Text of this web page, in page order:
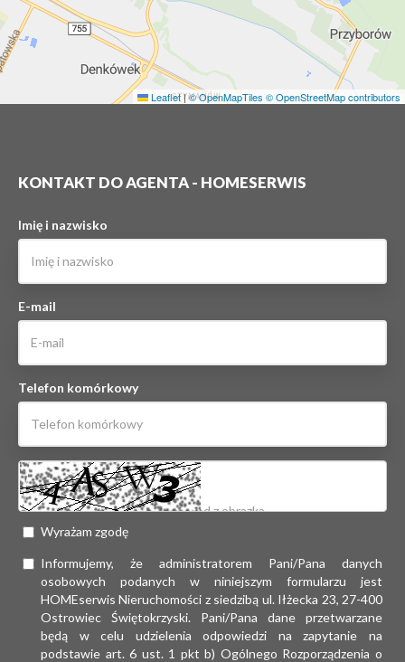
Leaflet|© OpenMapTiles © OpenStreetMap contributors
KONTAKT DO AGENTA - HOMESERWIS
Imię i nazwisko
E-mail
Telefon komórkowy
Wyrażam zgodę
Informujemy, że administratorem Pani/Pana danych
osobowych podanych w niniejszym formularzu jest
HOMEserwis Nieruchomości z siedzibą ul. Iłżecka 23, 27-400
Ostrowiec Świętokrzyski. Pani/Pana dane przetwarzane
będą w celu udzielenia odpowiedzi na zapytanie na
podstawie art. 6 ust. 1 pkt b) Ogólnego Rozporządzenia o